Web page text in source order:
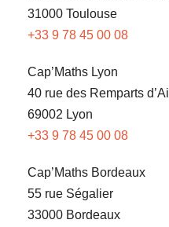
31000 Toulouse
+33 9 78 45 00 08
Cap’Maths Lyon
40 rue des Remparts
69002 Lyon
+33 9 78 45 00 08
Cap’Maths Bordeaux
55 rue Ségalier
33000 Bordeaux